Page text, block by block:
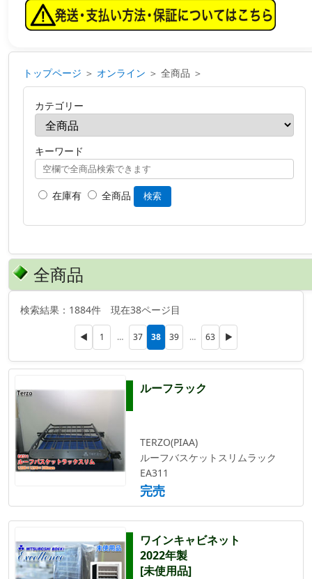
トップページ ＞ オンライン ＞ 全商品 ＞
カテゴリー
キーワード
在庫有 全商品 検索
全商品
検索結果：1884件 現在38ページ目
◀ 1 … 37 38 39 … 63 ▶
ルーフラック
TERZO(PIAA)
ルーフバスケットスリムラック
EA311
完売
ワインキャビネット
2022年製
[未使用品]